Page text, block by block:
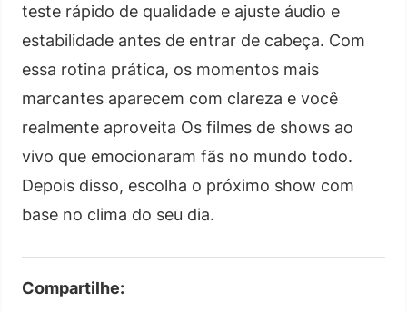
teste rápido de qualidade e ajuste áudio e
estabilidade antes de entrar de cabeça. Com
essa rotina prática, os momentos mais
marcantes aparecem com clareza e você
realmente aproveita Os filmes de shows ao
vivo que emocionaram fãs no mundo todo.
Depois disso, escolha o próximo show com
base no clima do seu dia.
Compartilhe: